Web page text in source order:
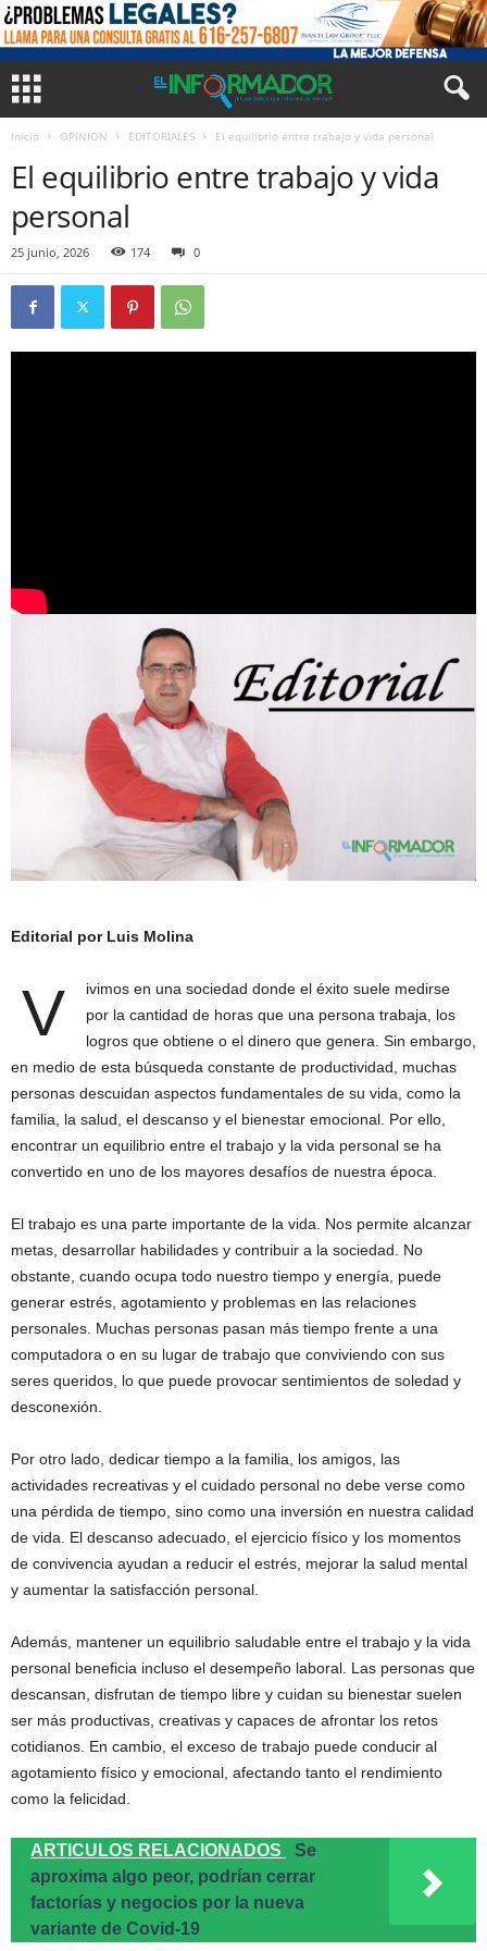
Inicio OPINION EDITORIALES El equilibrio entre trabajo y vida personal
El equilibrio entre trabajo y vida
personal
25 junio, 2026 174 0
Editorial por Luis Molina
V
ivimos en una sociedad donde el éxito suele medirse
por la cantidad de horas que una persona trabaja, los
logros que obtiene o el dinero que genera. Sin embargo,
en medio de esta búsqueda constante de productividad, muchas
personas descuidan aspectos fundamentales de su vida, como la
familia, la salud, el descanso y el bienestar emocional. Por ello,
encontrar un equilibrio entre el trabajo y la vida personal se ha
convertido en uno de los mayores desafíos de nuestra época.
El trabajo es una parte importante de la vida. Nos permite alcanzar
metas, desarrollar habilidades y contribuir a la sociedad. No
obstante, cuando ocupa todo nuestro tiempo y energía, puede
generar estrés, agotamiento y problemas en las relaciones
personales. Muchas personas pasan más tiempo frente a una
computadora o en su lugar de trabajo que conviviendo con sus
seres queridos, lo que puede provocar sentimientos de soledad y
desconexión.
Por otro lado, dedicar tiempo a la familia, los amigos, las
actividades recreativas y el cuidado personal no debe verse como
una pérdida de tiempo, sino como una inversión en nuestra calidad
de vida. El descanso adecuado, el ejercicio físico y los momentos
de convivencia ayudan a reducir el estrés, mejorar la salud mental
y aumentar la satisfacción personal.
Además, mantener un equilibrio saludable entre el trabajo y la vida
personal beneficia incluso el desempeño laboral. Las personas que
descansan, disfrutan de tiempo libre y cuidan su bienestar suelen
ser más productivas, creativas y capaces de afrontar los retos
cotidianos. En cambio, el exceso de trabajo puede conducir al
agotamiento físico y emocional, afectando tanto el rendimiento
como la felicidad.
ARTICULOS RELACIONADOS
Se
aproxima algo peor, podrían cerrar
factorías y negocios por la nueva
variante de Covid-19